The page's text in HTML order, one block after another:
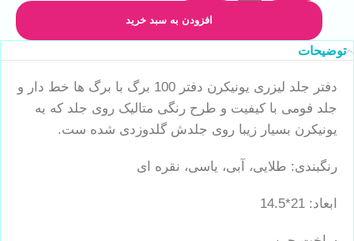
افزودن به سبد خرید
توضیحات
دفتر جلد لیزری یونیکرن دفتر 100 برگ با برگ ها خط دار و
جلد فومی با کیفیت و طرح رنگی متالیک روی جلد که یه
یونیکرن بسیار زیبا روی جلدش گلدوزدی شده ست.
رنگبندی: طلایی، آبی، یاسی، نقره ای
ابعاد: 21*14.5